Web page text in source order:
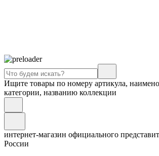
Ищите товары по номеру артикула,
категории, названию коллекции
интернет-магазин официального
России